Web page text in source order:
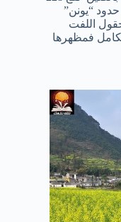
“يونن”
اللفت
فمظهرها